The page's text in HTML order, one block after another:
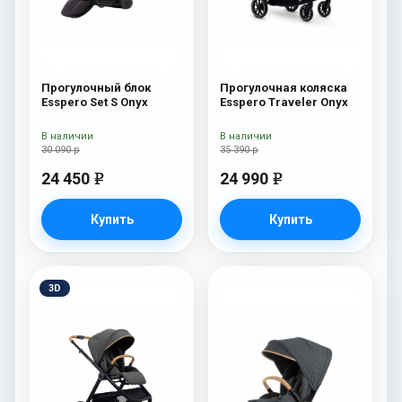
Прогулочный блок
Esspero Set S Onyx
30 090 р
24 450 e
Купить
В наличии
Прогулочная коляска
Esspero Traveler Onyx
35 390 р
24 990 e
Купить
В наличии
3D